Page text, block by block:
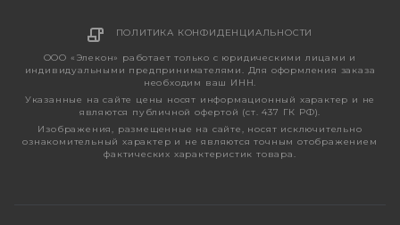
ПОЛИТИКА КОНФИДЕНЦИАЛЬНОСТИ
ООО «Элекон» работает только с юридическими лицами и
индивидуальными предпринимателями. Для оформления заказа
необходим ваш ИНН.
Указанные на сайте цены носят информационный характер и не
являются публичной офертой (ст. 437 ГК РФ).
Изображения, размещенные на сайте, носят исключительно
ознакомительный характер и не являются точным отображением
фактических характеристик товара.